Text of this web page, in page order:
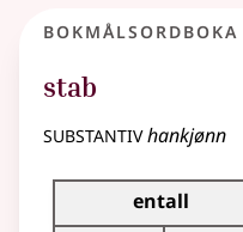
Bokmålsordboka
stab
substantivhankjønn
Bøyingstabell for
entall